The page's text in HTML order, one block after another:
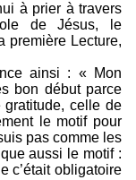
à prier à travers
de Jésus, le
première Lecture,
ainsi : « Mon
bon début parce
celle de
le motif pour
pas comme les
aussi le motif :
c’était obligatoire